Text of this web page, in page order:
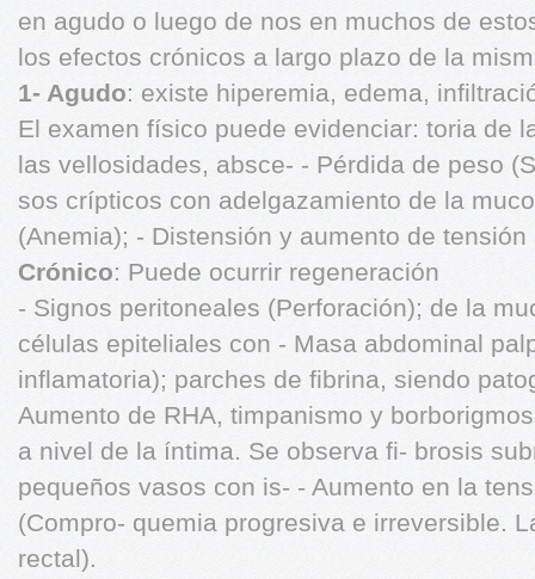
en agudo o luego de nos en muchos de
los efectos crónicos a largo plazo de la
1- Agudo: existe hiperemia, edema,
El examen físico puede evidenciar: toria de
las vellosidades, absce- - Pérdida de peso
sos crípticos con adelgazamiento de la
(Anemia); - Distensión y aumento de
Crónico: Puede ocurrir regeneración
- Signos peritoneales (Perforación); de la
células epiteliales con - Masa abdominal
inflamatoria); parches de fibrina, siendo
Aumento de RHA, timpanismo y
a nivel de la íntima. Se observa fi- brosis
pequeños vasos con is- - Aumento en la
(Compro- quemia progresiva e irreversible.
rectal).